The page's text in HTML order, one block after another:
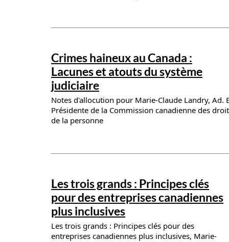
Crimes haineux au Canada :
Lacunes et atouts du système
judiciaire
Notes d'allocution pour Marie-Claude Landry, Ad.
Présidente de la Commission canadienne des
de la personne
News details
Les trois grands : Principes clés
pour des entreprises canadiennes
plus inclusives
Les trois grands : Principes clés pour des
entreprises canadiennes plus inclusives, Marie-
News details